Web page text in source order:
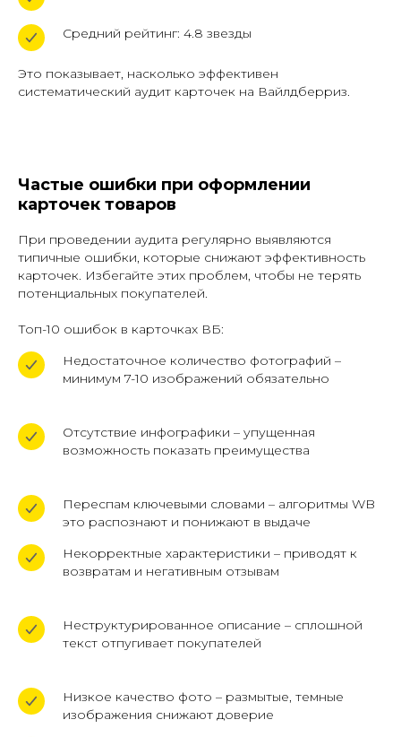
Средний рейтинг: 4.8 звезды
Это показывает, насколько эффективен
систематический аудит карточек на Вайлдберриз.
Частые ошибки при оформлении
карточек товаров
При проведении аудита регулярно выявляются
типичные ошибки, которые снижают эффективность
карточек. Избегайте этих проблем, чтобы не терять
потенциальных покупателей.
Топ-10 ошибок в карточках ВБ:
Недостаточное количество фотографий –
минимум 7-10 изображений обязательно
Отсутствие инфографики – упущенная
возможность показать преимущества
Переспам ключевыми словами – алгоритмы WB
это распознают и понижают в выдаче
Некорректные характеристики – приводят к
возвратам и негативным отзывам
Неструктурированное описание – сплошной
текст отпугивает покупателей
Низкое качество фото – размытые, темные
изображения снижают доверие
Реферальная программа
Дизайн от